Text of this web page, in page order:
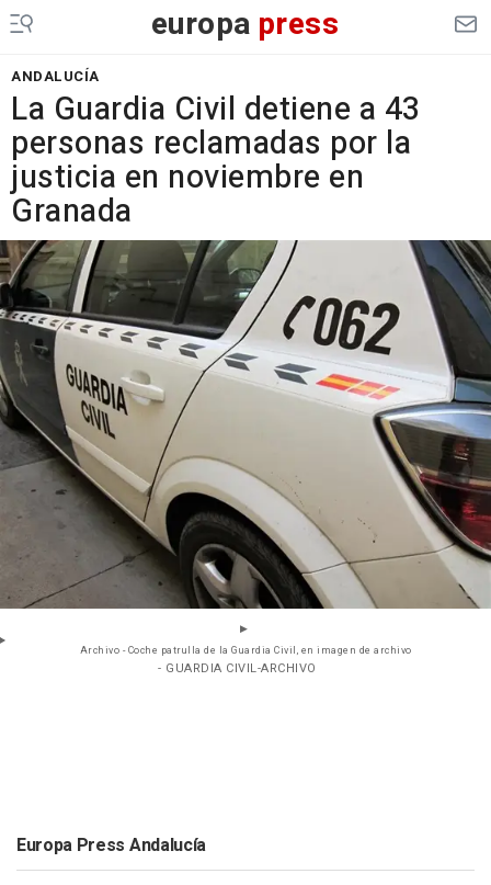
europa press
ANDALUCÍA
La Guardia Civil detiene a 43
personas reclamadas por la
justicia en noviembre en
Granada
Archivo - Coche patrulla de la Guardia Civil, en imagen de archivo
- GUARDIA CIVIL-ARCHIVO
Europa Press Andalucía